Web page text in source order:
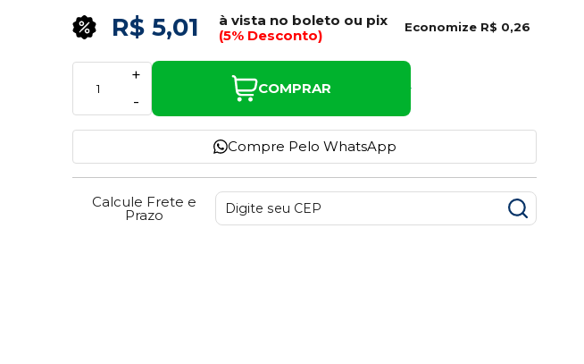
R$ 5,01
à vista no boleto ou pix
(5% Desconto)
Economize R$ 0,26
-
+
COMPRAR
Compre Pelo WhatsApp
Calcule Frete e
Prazo